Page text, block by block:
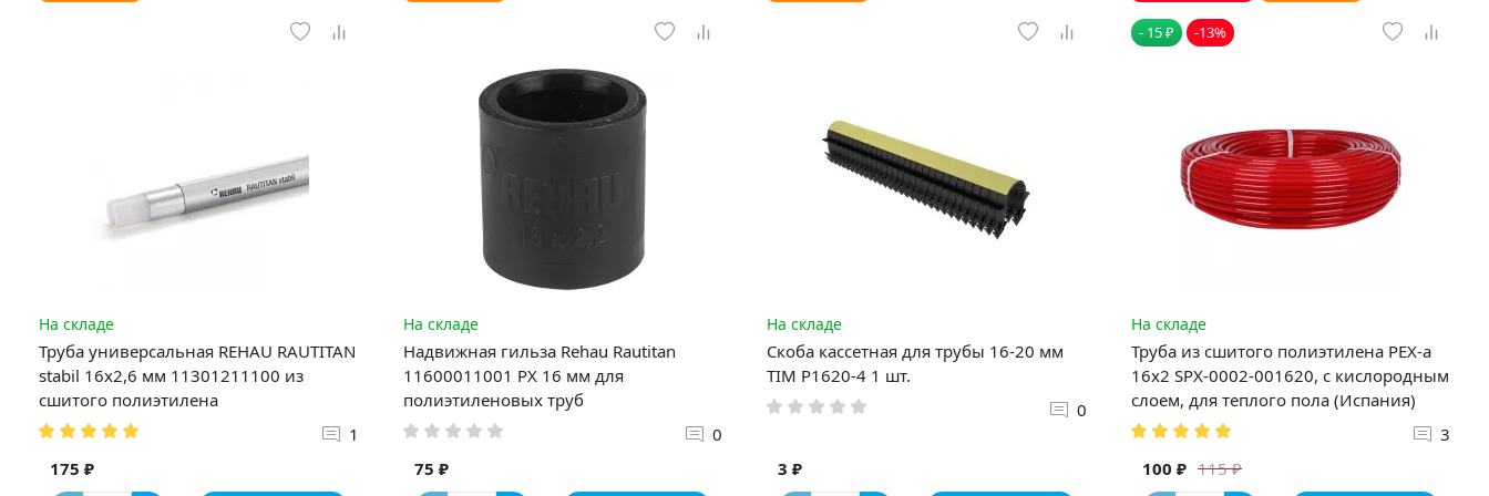
На складе
Труба универсальная REHAU RAUTITAN
stabil 16х2,6 мм 11301211100 из
сшитого полиэтилена
1
175 ₽
На складе
Надвижная гильза Rehau Rautitan
11600011001 PX 16 мм для
полиэтиленовых труб
0
75 ₽
На складе
Скоба кассетная для трубы 16-20 мм
TIM P1620-4 1 шт.
0
3 ₽
- 15 ₽ -13%
На складе
Труба из сшитого полиэтилена PEX-a
16х2 SPX-0002-001620, с кислородным
слоем, для теплого пола (Испания)
3
115 ₽
100 ₽